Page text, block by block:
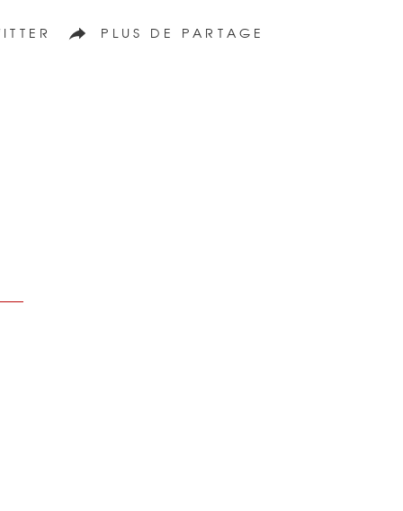
PLUS DE PARTAGE